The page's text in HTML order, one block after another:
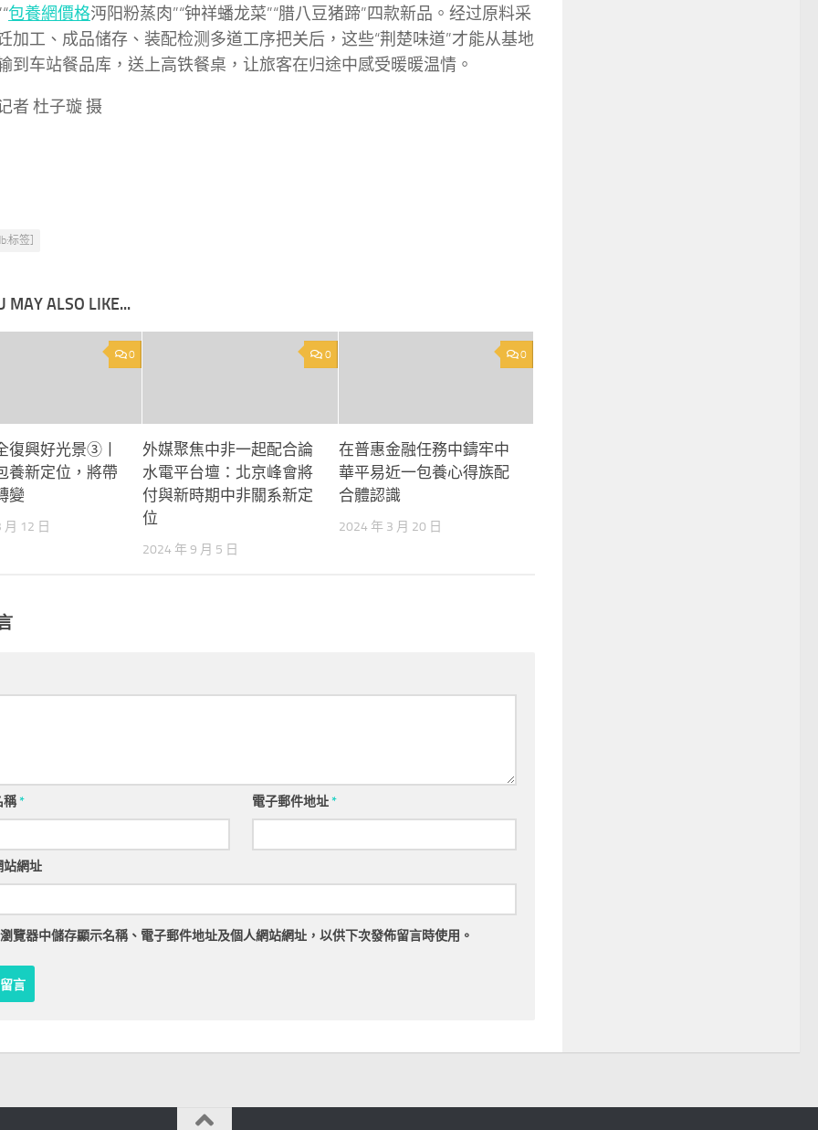
包養網價格沔阳粉蒸肉”“钟祥蟠龙菜”“腊八豆猪蹄”四款新品。经过原料采
加工、成品储存、装配检测多道工序把关后，这些“荆楚味道”才能从基地
到车站餐品库，送上高铁餐桌，让旅客在归途中感受暖暖温情。
者 杜子璇 摄
标签]
MAY ALSO LIKE...
0
復興好光景③丨
養新定位，將帶
變
12 日
0
外媒聚焦中非一起配合論
水電平台壇：北京峰會將
付與新時期中非關系新定
位
2024 年 9 月 5 日
0
在普惠金融任務中鑄牢中
華平易近一包養心得族配
合體認識
2024 年 3 月 20 日
稱* 電子郵件地址*
站網址
瀏覽器中儲存顯示名稱、電子郵件地址及個人網站網址，以供下次發佈留言時使用。